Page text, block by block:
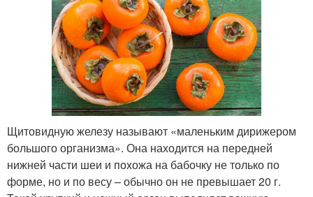
Щитовидную железу называют «маленьким дирижером
большого организма». Она находится на передней
нижней части шеи и похожа на бабочку не только по
форме, но и по весу – обычно он не превышает 20 г.